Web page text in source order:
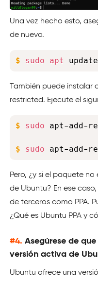
Una vez hecho esto,
de nuevo.
$ sudo apt update
También puede
restricted. Ejecute el
$ sudo apt-add-
$ sudo apt-add-
Pero, ¿y si el paquete
de Ubuntu? En ese
de terceros como PPA.
¿Qué es Ubuntu PPA y
#4. Asegúrese de
versión activa de
Ubuntu ofrece una